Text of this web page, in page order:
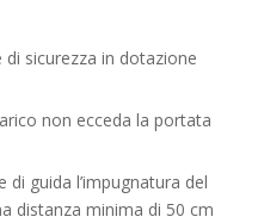
sicurezza in dotazione
non ecceda la portata
guida l’impugnatura del
distanza minima di 50 cm